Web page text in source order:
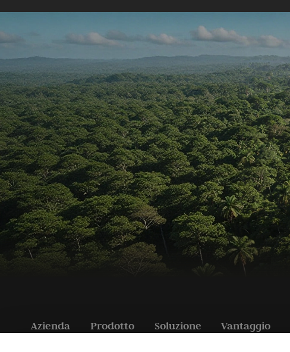
Azienda Prodotto Soluzione Vantaggio